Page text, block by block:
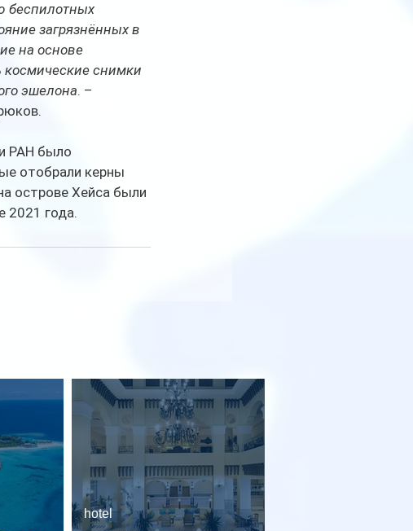
беспилотных
загрязнённых в
на основе
космические снимки
эшелона. –
РАН было
отобрали керны
острове Хейса были
2021 года.
hotel